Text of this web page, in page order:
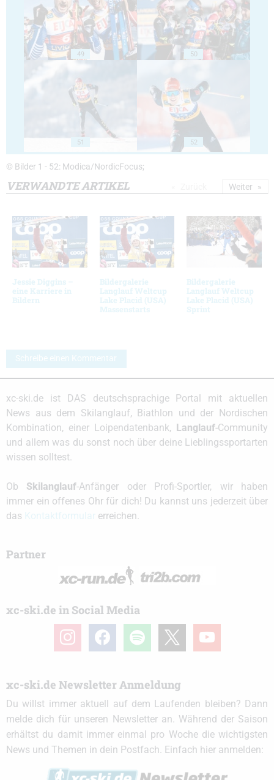
49 50
51 52
© Bilder 1 - 52: Modica/NordicFocus;
VERWANDTE ARTIKEL
Jessie Diggins –
eine Karriere in
Bildern
Bildergalerie
Langlauf Weltcup
Lake Placid (USA)
Massenstarts
Bildergalerie
Langlauf Weltcup
Lake Placid (USA)
Sprint
Weiter
Schreibe einen Kommentar
xc-ski.de ist DAS deutschsprachige Portal mit aktuellen
News aus dem Skilanglauf, Biathlon und der Nordischen
Kombination, einer Loipendatenbank,
Langlauf-Community
und allem was du sonst noch über deine Lieblingssportarten
wissen solltest.
Ob Skilanglauf-Anfänger oder Profi-Sportler, wir haben
immer ein offenes Ohr für dich! Du kannst uns jederzeit über
das
erreichen.
Partner
xc-ski.de in Social Media
instagramfacebook spotify youtube
xc-ski.de Newsletter Anmeldung
Du willst immer aktuell auf dem Laufenden bleiben? Dann
melde dich für unseren Newsletter an. Während der Saison
erhältst du damit immer einmal pro Woche die wichtigsten
News und Themen in dein Postfach. Einfach hier anmelden: